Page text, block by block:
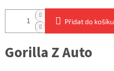
Přidat do košíku
Gorilla Z Auto